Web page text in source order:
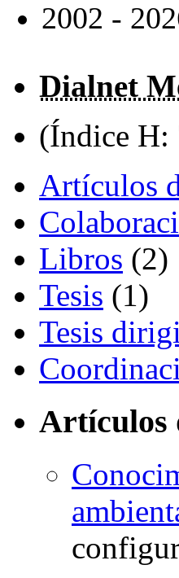
2002 -
Dialnet
(Índice H:
Artículos
Libros (2)
Tesis (1)
Tesis
Artículos